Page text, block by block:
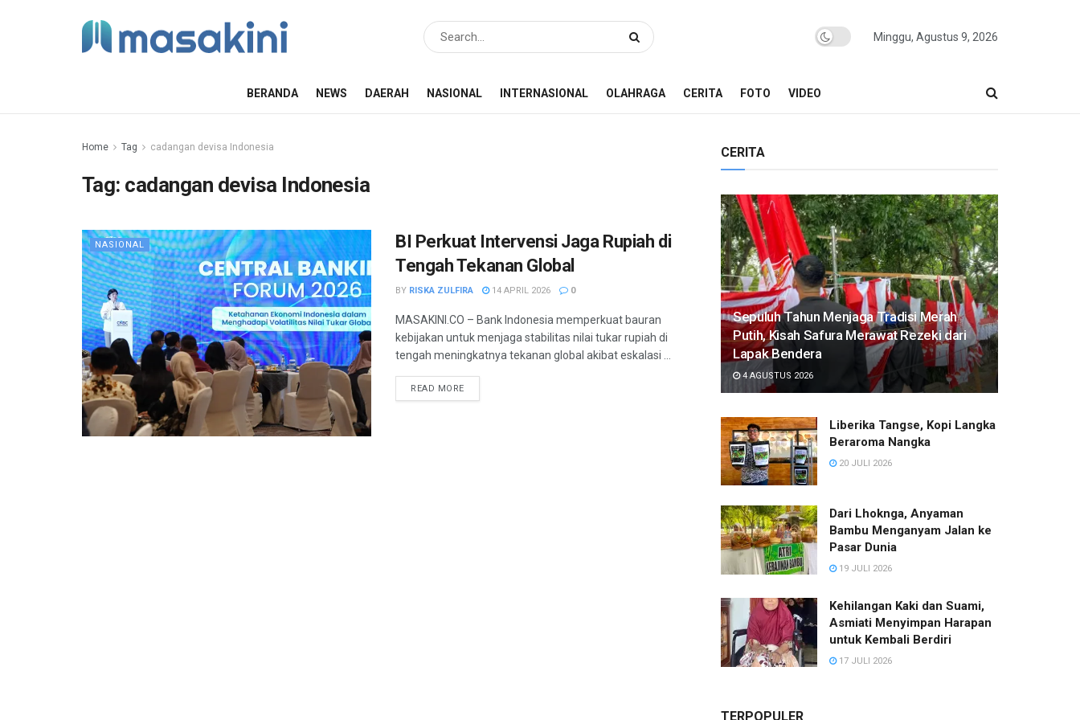
Minggu, Agustus 9, 2026
BERANDA NEWS DAERAH NASIONAL INTERNASIONAL OLAHRAGA CERITA FOTO VIDEO
Home Tag cadangan devisa Indonesia
Tag: cadangan devisa Indonesia
NASIONAL
BI Perkuat Intervensi Jaga Rupiah di
Tengah Tekanan Global
BY RISKA ZULFIRA 14 APRIL 2026 0
MASAKINI.CO – Bank Indonesia memperkuat bauran
kebijakan untuk menjaga stabilitas nilai tukar rupiah di
tengah meningkatnya tekanan global akibat eskalasi ...
READ MORE
CERITA
Sepuluh Tahun Menjaga Tradisi Merah
Putih, Kisah Safura Merawat Rezeki dari
Lapak Bendera
4 AGUSTUS 2026
Liberika Tangse, Kopi Langka
Beraroma Nangka
20 JULI 2026
Dari Lhoknga, Anyaman
Bambu Menganyam Jalan ke
Pasar Dunia
19 JULI 2026
Kehilangan Kaki dan Suami,
Asmiati Menyimpan Harapan
untuk Kembali Berdiri
17 JULI 2026
TERPOPULER